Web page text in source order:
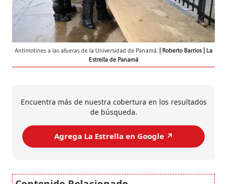
Antimotines a las afueras de la Universidad de Panamá.
Roberto Barrios | La
Estrella de Panamá
Encuentra más de nuestra cobertura en los resultados
de búsqueda.
Agrega La Estrella en Google ↗️